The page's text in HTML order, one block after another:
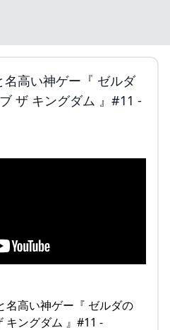
アキン
キン 祠
高い神ゲー『 ゼルダ
ザ キングダム 』#11 -